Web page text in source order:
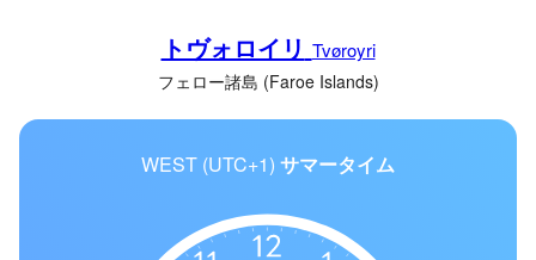
トヴォロイリ Tvøroyri
フェロー諸島 (Faroe Islands)
WEST (UTC+1) サマータイム